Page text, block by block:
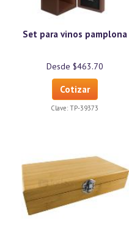
Set para vinos pamplona
Desde $463.70
Cotizar
Clave: TP-39373